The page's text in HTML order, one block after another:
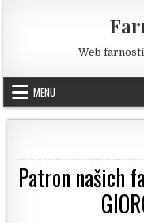
Web
MENU
Patron našich